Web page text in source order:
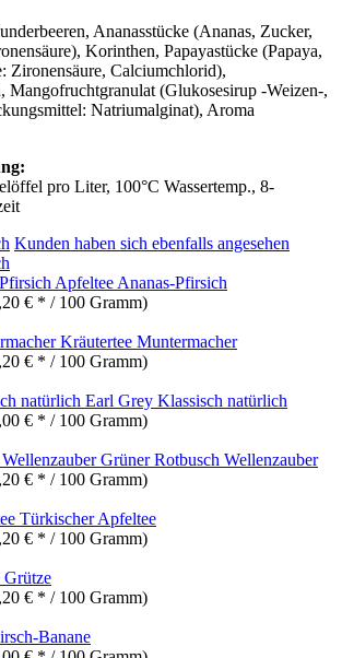
Ananasstücke (Ananas, Zucker,
Korinthen, Papayastücke (Papaya,
Zironensäure, Calciumchlorid),
Mangofruchtgranulat (Glukosesirup -Weizen-,
Natriumalginat), Aroma
pro Liter, 100°C Wassertemp., 8-
Kunden haben sich ebenfalls angesehen
Apfeltee Ananas-Pfirsich
€ * / 100 Gramm)
Kräutertee Muntermacher
€ * / 100 Gramm)
Earl Grey Klassisch natürlich
€ * / 100 Gramm)
Grüner Rotbusch Wellenzauber
€ * / 100 Gramm)
Türkischer Apfeltee
€ * / 100 Gramm)
Grütze
€ * / 100 Gramm)
Banane